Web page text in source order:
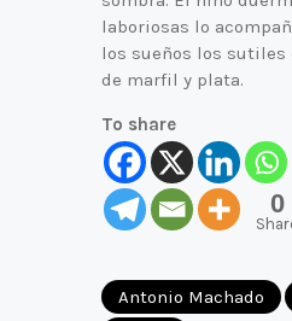
laboriosas lo
los sueños los sutiles
de marfil y plata.
To share
0
Antonio Machado